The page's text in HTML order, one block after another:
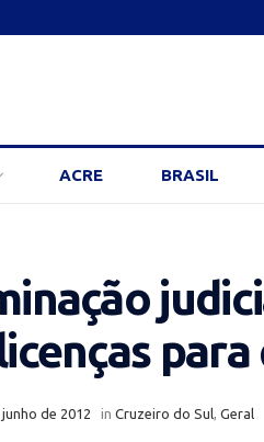
ACRE BRASIL
junho de 2012 in Cruzeiro do Sul Geral